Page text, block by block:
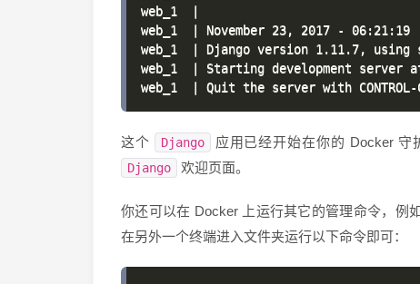
web_1  |
web_1  | November 23, 2017 - 06:21:19
web_1  | Django version 1.11.7, using
web_1  | Starting development
这个 Django 应用已经开始在你的 Docker 守
Django 欢迎页面。
你还可以在 Docker 上运行其它的管理命令，例
在另外一个终端进入文件夹运行以下命令即可：